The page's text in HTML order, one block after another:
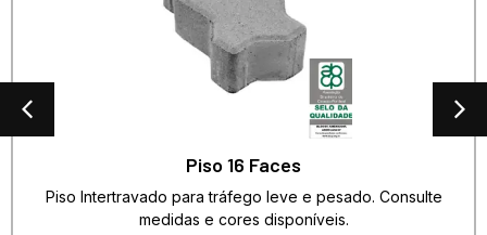
Piso 16 Faces
Piso Intertravado para tráfego leve e pesado. Consulte
medidas e cores disponíveis.